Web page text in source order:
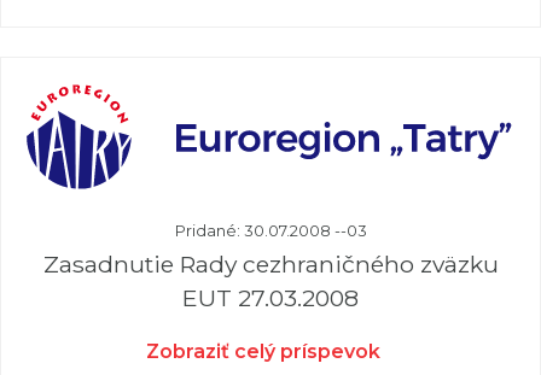
Pridané: 30.07.2008 --03
Zasadnutie Rady cezhraničného zväzku
EUT 27.03.2008
Zobraziť celý príspevok